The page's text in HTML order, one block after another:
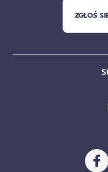
ZGŁOŚ